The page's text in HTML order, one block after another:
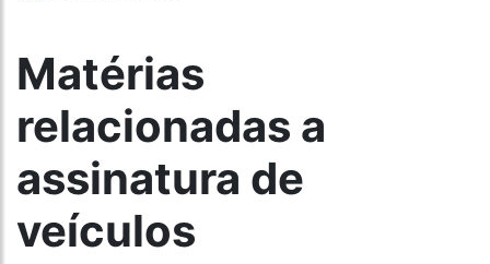
Matérias
relacionadas a
assinatura de
veículos